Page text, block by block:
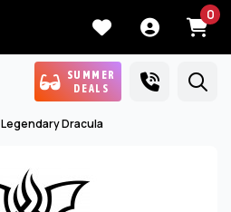
0
SUMMER
DEALS
Legendary Dracula